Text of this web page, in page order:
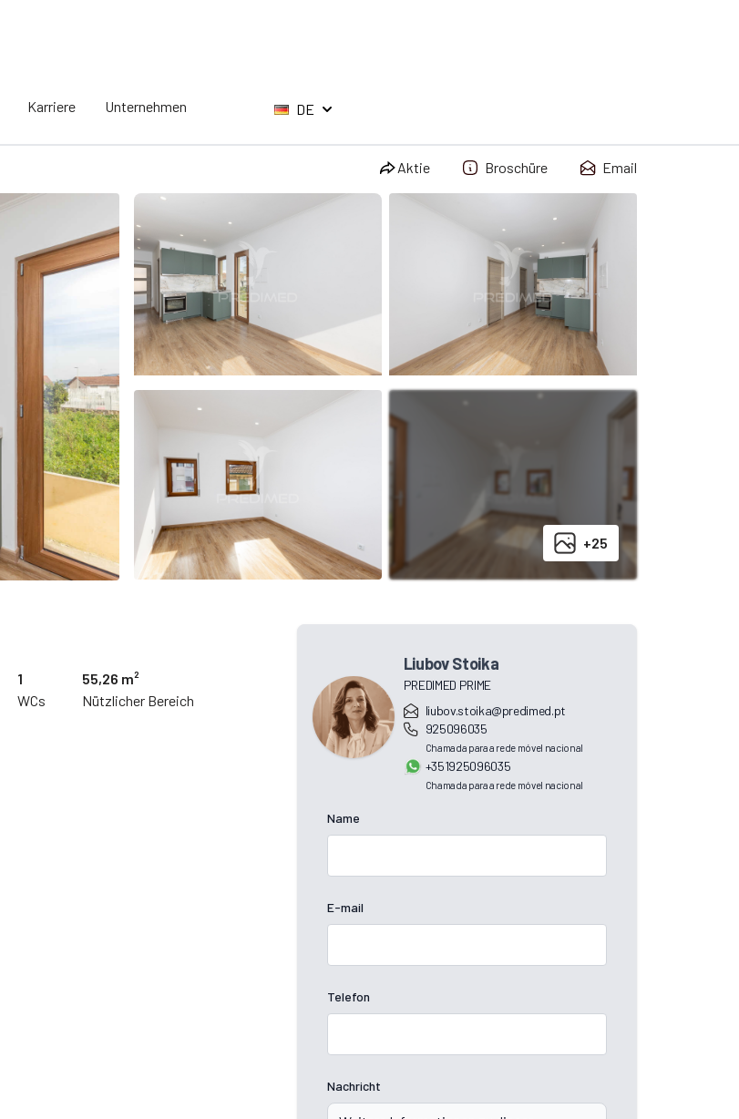
Karriere Unternehmen DE
Aktie Broschüre Email
+25
1
WCs
55,26 m²
Nützlicher Bereich
Liubov Stoika
PREDIMED PRIME
liubov.stoika@predimed.pt
925096035
Chamada para a rede móvel nacional
+351925096035
Chamada para a rede móvel nacional
Name
E-mail
Telefon
Nachricht